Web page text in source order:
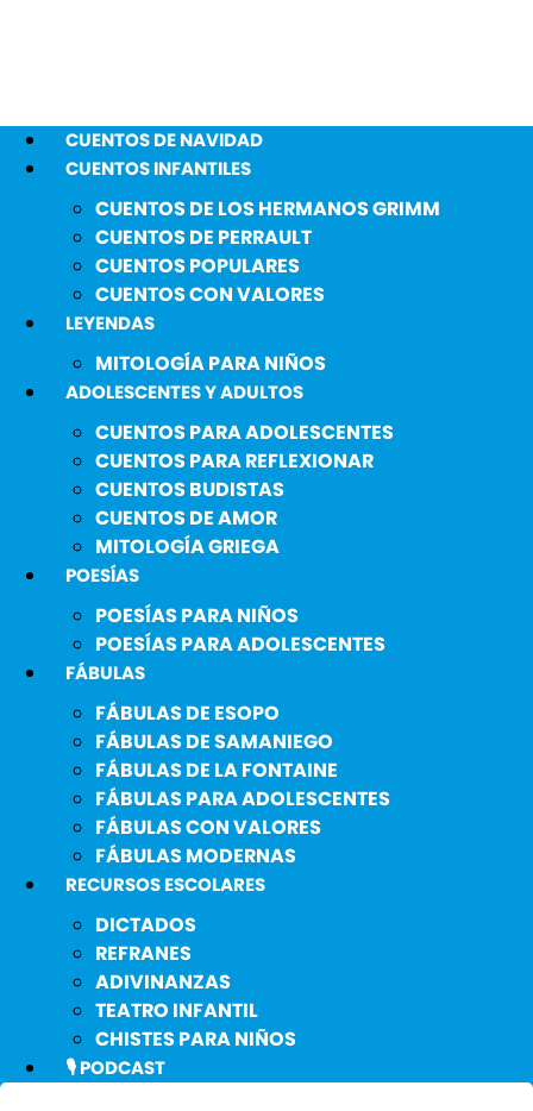
CUENTOS DE NAVIDAD
CUENTOS INFANTILES
CUENTOS DE LOS HERMANOS GRIMM
CUENTOS DE PERRAULT
CUENTOS POPULARES
CUENTOS CON VALORES
LEYENDAS
MITOLOGÍA PARA NIÑOS
ADOLESCENTES Y ADULTOS
CUENTOS PARA ADOLESCENTES
CUENTOS PARA REFLEXIONAR
CUENTOS BUDISTAS
CUENTOS DE AMOR
MITOLOGÍA GRIEGA
POESÍAS
POESÍAS PARA NIÑOS
POESÍAS PARA ADOLESCENTES
FÁBULAS
FÁBULAS DE ESOPO
FÁBULAS DE SAMANIEGO
FÁBULAS DE LA FONTAINE
FÁBULAS PARA ADOLESCENTES
FÁBULAS CON VALORES
FÁBULAS MODERNAS
RECURSOS ESCOLARES
DICTADOS
REFRANES
ADIVINANZAS
TEATRO INFANTIL
CHISTES PARA NIÑOS
🎙️ PODCAST